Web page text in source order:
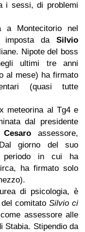
i sessi, di problemi
a Montecitorio nel
imposta da Silvio
Nipote del boss
ultimi tre anni
al mese) ha firmato
(quasi tutte
meteorina al Tg4 e
dal presidente
assessore,
giorno del suo
periodo in cui ha
ha firmato solo
di psicologia, è
del comitatoSilvio ci
assessore alle
Stabia. Stipendio da